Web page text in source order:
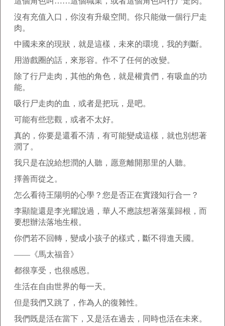
沒有充值入口，你沒有升級空間。你只能做一個行尸走
肉。
中國未來的現狀，就是這樣，未來的環境，我的判斷。
用游戲圈的話，來形容。作不了任何的改變。
除了行尸走肉，其他的角色，就是權貴們，有吸血的功
能。
吸行尸走肉的血，或者是把玩，是吧。
可能有些悲觀，或者不太好。
真的，你要是還看不清，有可能變成這樣，就也別想著
潤了。
我只是在說給想潤的人聽，愿意離開那里的人聽。
擇善而從之。
怎么看待王陽明的心學？您是否正在實踐知行合一？
李顯龍還是李光耀說過，華人不應該想著落葉歸根，而
要想辦法落地生根。
你們若不回轉，變成小孩子的樣式，斷不得進天國。
——《馬太福音》
都很享受，也很感恩。
生活在自由世界的每一天。
但是我們又跳了，作為人的復雜性。
我們既是活在當下，又是活在過去，同時也活在未來。